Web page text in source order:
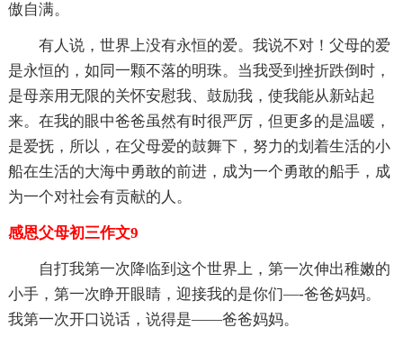
傲自满。
有人说，世界上没有永恒的爱。我说不对！父母的爱
是永恒的，如同一颗不落的明珠。当我受到挫折跌倒时，
是母亲用无限的关怀安慰我、鼓励我，使我能从新站起
来。在我的眼中爸爸虽然有时很严厉，但更多的是温暖，
是爱抚，所以，在父母爱的鼓舞下，努力的划着生活的小
船在生活的大海中勇敢的前进，成为一个勇敢的船手，成
为一个对社会有贡献的人。
感恩父母初三作文9
自打我第一次降临到这个世界上，第一次伸出稚嫩的
小手，第一次睁开眼睛，迎接我的是你们—-爸爸妈妈。
我第一次开口说话，说得是——爸爸妈妈。